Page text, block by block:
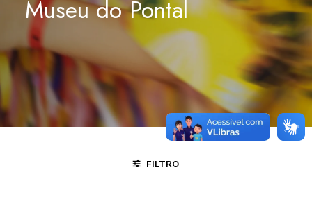
Museu do Pontal
FILTRO